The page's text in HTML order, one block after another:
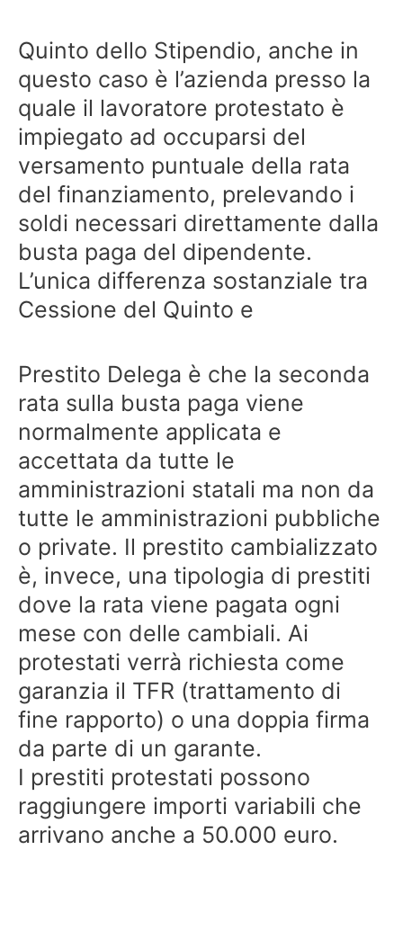
Quinto dello Stipendio, anche in
questo caso è l’azienda presso la
quale il lavoratore protestato è
impiegato ad occuparsi del
versamento puntuale della rata
del finanziamento, prelevando i
soldi necessari direttamente dalla
busta paga del dipendente.
L’unica differenza sostanziale tra
Cessione del Quinto e
Prestito Delega è che la seconda
rata sulla busta paga viene
normalmente applicata e
accettata da tutte le
amministrazioni statali ma non da
tutte le amministrazioni pubbliche
o private. Il prestito cambializzato
è, invece, una tipologia di prestiti
dove la rata viene pagata ogni
mese con delle cambiali. Ai
protestati verrà richiesta come
garanzia il TFR (trattamento di
fine rapporto) o una doppia firma
da parte di un garante.
I prestiti protestati possono
raggiungere importi variabili che
arrivano anche a 50.000 euro.